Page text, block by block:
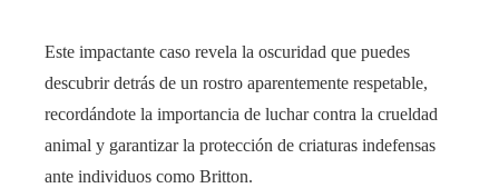
Este impactante caso revela la oscuridad que puedes
descubrir detrás de un rostro aparentemente respetable,
recordándote la importancia de luchar contra la crueldad
animal y garantizar la protección de criaturas indefensas
ante individuos como Britton.